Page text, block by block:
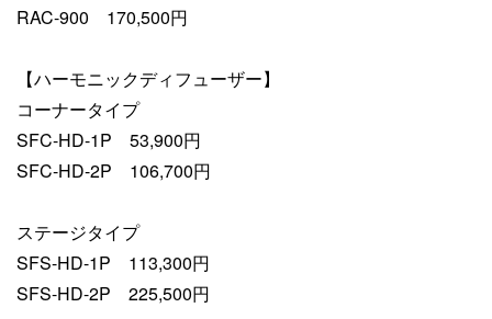
RAC-900 170,500円
【ハーモニックディフューザー】
コーナータイプ
SFC-HD-1P 53,900円
SFC-HD-2P 106,700円
ステージタイプ
SFS-HD-1P 113,300円
SFS-HD-2P 225,500円